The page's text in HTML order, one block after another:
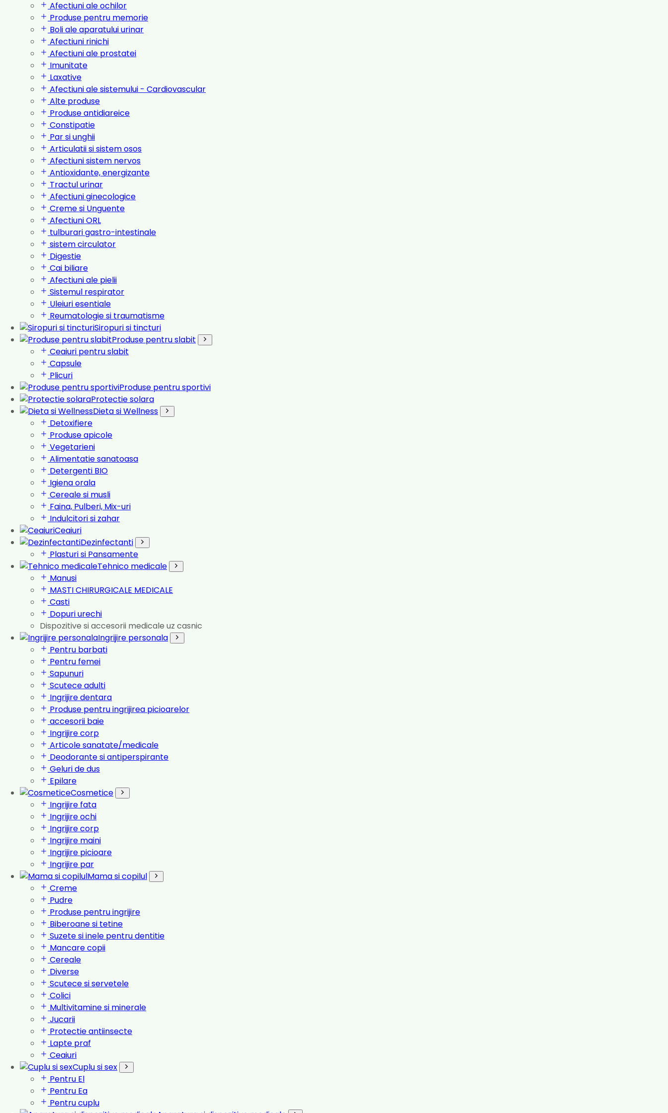
Afectiuni ale ochilor
Produse pentru memorie
Boli ale aparatului urinar
Afectiuni rinichi
Afectiuni ale prostatei
Imunitate
Laxative
Afectiuni ale sistemului - Cardiovascular
Alte produse
Produse antidiareice
Constipatie
Par si unghii
Articulatii si sistem osos
Afectiuni sistem nervos
Antioxidante, energizante
Tractul urinar
Afectiuni ginecologice
Creme si Unguente
Afectiuni ORL
tulburari gastro-intestinale
sistem circulator
Digestie
Cai biliare
Afectiuni ale pielii
Sistemul respirator
Uleiuri esentiale
Reumatologie si traumatisme
Siropuri si tincturi
Produse pentru slabit
Ceaiuri pentru slabit
Capsule
Plicuri
Produse pentru sportivi
Protectie solara
Dieta si Wellness
Detoxifiere
Produse apicole
Vegetarieni
Alimentatie sanatoasa
Detergenti BIO
Igiena orala
Cereale si musli
Faina, Pulberi, Mix-uri
Indulcitori si zahar
Ceaiuri
Dezinfectanti
Plasturi si Pansamente
Tehnico medicale
Manusi
MASTI CHIRURGICALE MEDICALE
Casti
Dopuri urechi
Dispozitive si accesorii medicale uz casnic
Ingrijire personala
Pentru barbati
Pentru femei
Sapunuri
Scutece adulti
Ingrijire dentara
Produse pentru ingrijirea picioarelor
accesorii baie
Ingrijire corp
Articole sanatate/medicale
Deodorante si antiperspirante
Geluri de dus
Epilare
Cosmetice
Ingrijire fata
Ingrijire ochi
Ingrijire corp
Ingrijire maini
Ingrijire picioare
Ingrijire par
Mama si copilul
Creme
Pudre
Produse pentru ingrijire
Biberoane si tetine
Suzete si inele pentru dentitie
Mancare copii
Cereale
Diverse
Scutece si servetele
Colici
Multivitamine si minerale
Jucarii
Protectie antiinsecte
Lapte praf
Ceaiuri
Cuplu si sex
Pentru El
Pentru Ea
Pentru cuplu